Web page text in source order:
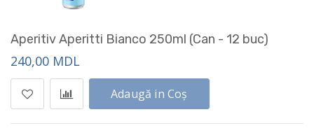
Aperitiv Aperitti Bianco 250ml (Can - 12 buc)
240,00 MDL
Adaugă in Coș